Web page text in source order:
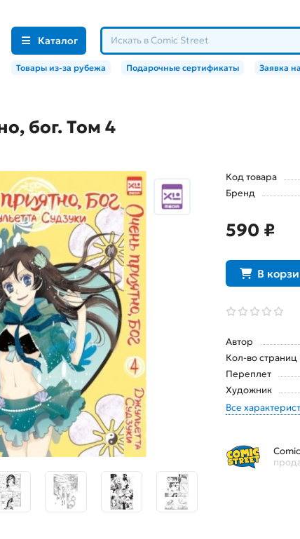
Каталог
Товары из-за рубежа Подарочные сертификаты Заявка
бог. Том 4
Код товара
Бренд
590 ₽
В
Автор
Кол-во страниц
Переплет
Художник
Все